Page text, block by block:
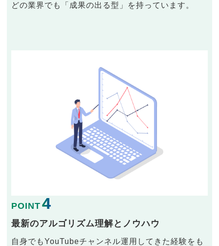
どの業界でも「成果の出る型」を持っています。
POINT 4
最新のアルゴリズム理解とノウハウ
自身でもYouTubeチャンネル運用してきた経験をも